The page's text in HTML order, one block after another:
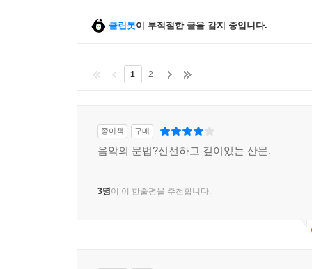
클린봇이 부적절한 글을 감지 중입니다.
1 2
종이책 구매
음악의 문법?신선하고 깊이있는 산문.
3명이 이 한줄평을 추천합니다.